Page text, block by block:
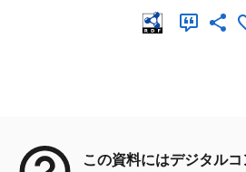
この資料にはデジタル